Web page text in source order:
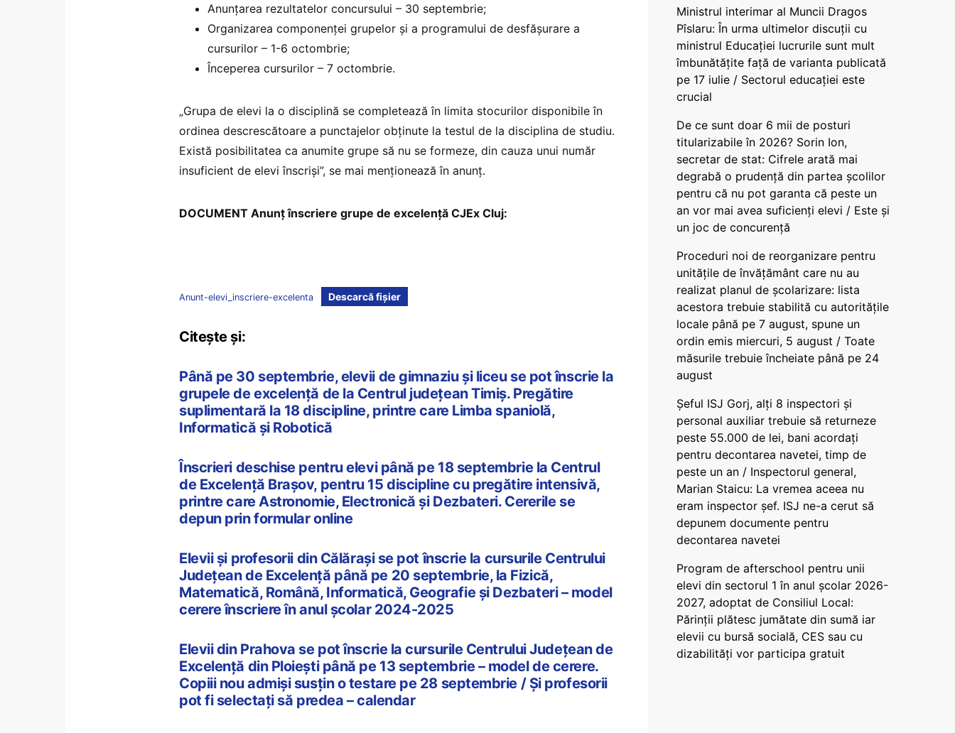
Anunțarea rezultatelor concursului – 30 septembrie;
Organizarea componenței grupelor și a programului de desfășurare a
cursurilor – 1-6 octombrie;
Începerea cursurilor – 7 octombrie.
„Grupa de elevi la o disciplină se completează în limita stocurilor disponibile în
ordinea descrescătoare a punctajelor obținute la testul de la disciplina de studiu.
Există posibilitatea ca anumite grupe să nu se formeze, din cauza unui număr
insuficient de elevi înscriși”, se mai menționează în anunț.
DOCUMENT Anunț înscriere grupe de excelență CJEx Cluj:
Anunt-elevi_inscriere-excelenta Descarcă fișier
Citește și:
Până pe 30 septembrie, elevii de gimnaziu și liceu se pot înscrie la
grupele de excelență de la Centrul județean Timiș. Pregătire
suplimentară la 18 discipline, printre care Limba spaniolă,
Informatică și Robotică
Înscrieri deschise pentru elevi până pe 18 septembrie la Centrul
de Excelență Brașov, pentru 15 discipline cu pregătire intensivă,
printre care Astronomie, Electronică și Dezbateri. Cererile se
depun prin formular online
Elevii și profesorii din Călărași se pot înscrie la cursurile Centrului
Județean de Excelență până pe 20 septembrie, la Fizică,
Matematică, Română, Informatică, Geografie și Dezbateri – model
cerere înscriere în anul școlar 2024-2025
Elevii din Prahova se pot înscrie la cursurile Centrului Județean de
Excelență din Ploiești până pe 13 septembrie – model de cerere.
Copiii nou admiși susțin o testare pe 28 septembrie / Și profesorii
pot fi selectați să predea – calendar
Ministrul interimar al Muncii Dragos
Pîslaru: În urma ultimelor discuții cu
ministrul Educației lucrurile sunt mult
îmbunătățite față de varianta publicată
pe 17 iulie / Sectorul educației este
crucial
De ce sunt doar 6 mii de posturi
titularizabile în 2026? Sorin Ion,
secretar de stat: Cifrele arată mai
degrabă o prudență din partea școlilor
pentru că nu pot garanta că peste un
an vor mai avea suficienți elevi / Este și
un joc de concurență
Proceduri noi de reorganizare pentru
unitățile de învățământ care nu au
realizat planul de școlarizare: lista
acestora trebuie stabilită cu autoritățile
locale până pe 7 august, spune un
ordin emis miercuri, 5 august / Toate
măsurile trebuie încheiate până pe 24
august
Șeful ISJ Gorj, alți 8 inspectori și
personal auxiliar trebuie să returneze
peste 55.000 de lei, bani acordați
pentru decontarea navetei, timp de
peste un an / Inspectorul general,
Marian Staicu: La vremea aceea nu
eram inspector șef. ISJ ne-a cerut să
depunem documente pentru
decontarea navetei
Program de afterschool pentru unii
elevi din sectorul 1 în anul școlar 2026-
2027, adoptat de Consiliul Local:
Părinții plătesc jumătate din sumă iar
elevii cu bursă socială, CES sau cu
dizabilităţi vor participa gratuit